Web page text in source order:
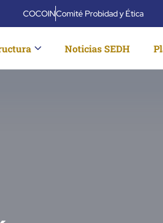
COCOINComité Probidad y Ética
Noticias SEDH